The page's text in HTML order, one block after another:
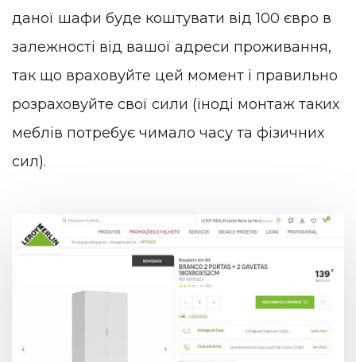
даної шафи буде коштувати від 100 євро в
залежності від вашої адреси проживання,
так що враховуйте цей момент і правильно
розраховуйте свої сили (іноді монтаж таких
меблів потребує чимало часу та фізичних
сил).